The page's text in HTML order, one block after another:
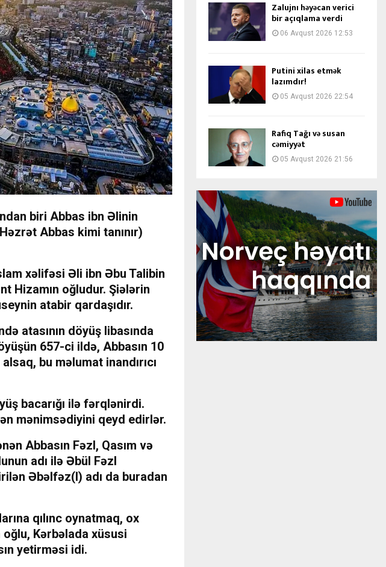
biri Abbas ibn Əlinin
Abbas kimi tanınır)
xəlifəsi Əli ibn Əbu Talibin
Hizamın oğludur. Şiələrin
atabir qardaşıdır.
atasının döyüş libasında
657-ci ildə, Abbasın 10
bu məlumat inandırıcı
bacarığı ilə fərqlənirdi.
mənimsədiyini qeyd edirlər.
Abbasın Fəzl, Qasım və
adı ilə Əbül Fəzl
Əbəlfəz(l) adı da buradan
qılınc oynatmaq, ox
Kərbəlada xüsusi
yetirməsi idi.
Zalujnı həyəcan verici
bir açıqlama verdi
06 Avqust 2026 12:53
Putini xilas etmək
lazımdır!
05 Avqust 2026 22:54
Rafiq Tağı və susan
cəmiyyət
05 Avqust 2026 21:56